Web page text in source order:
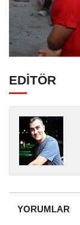
EDİTÖR
YORUMLAR